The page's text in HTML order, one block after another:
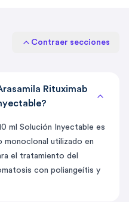
Contraer secciones
Rituximab
ml Solución Inyectable es
monoclonal utilizado en
el tratamiento del
con poliangeítis y